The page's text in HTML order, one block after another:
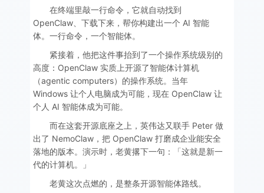
在终端里敲一行命令，它就自动找到
OpenClaw、下载下来，帮你构建出一个 AI 智能
体。一行命令，一个智能体。
紧接着，他把这件事抬到了一个操作系统级别的
高度：OpenClaw 实质上开源了智能体计算机
（agentic computers）的操作系统。当年
Windows 让个人电脑成为可能，现在 OpenClaw 让
个人 AI 智能体成为可能。
而在这套开源底座之上，英伟达又联手 Peter 做
出了 NemoClaw，把 OpenClaw 打磨成企业能安全
落地的版本。演示时，老黄撂下一句：「这就是新一
代的计算机。」
老黄这次点燃的，是整条开源智能体路线。